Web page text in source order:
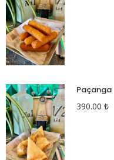
Paçanga
390.00 ₺